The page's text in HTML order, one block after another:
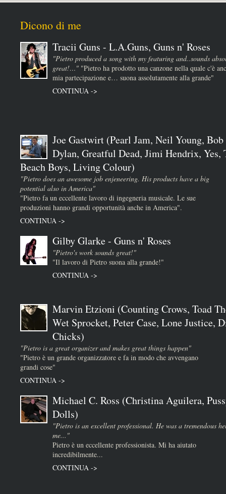
Dicono di me
Tracii Guns - L.A.Guns, Guns n' Roses
"Pietro produced a song with my featuring and..sounds
great!…" "Pietro ha prodotto una canzone nella quale c'è
mia partecipazione e… suona assolutamente alla grande"
CONTINUA ->
Joe Gastwirt (Pearl Jam, Neil Young, Bob
Dylan, Greatful Dead, Jimi Hendrix, Yes,
Beach Boys, Living Colour)
"Pietro does an awesome job enjeneering. His products have a big
potential also in America"
"Pietro fa un eccellente lavoro di ingegneria musicale. Le sue
produzioni hanno grandi opportunità anche in America".
CONTINUA ->
Gilby Glarke - Guns n' Roses
"Pietro's work sounds great!"
"Il lavoro di Pietro suona alla grande!"
CONTINUA ->
Marvin Etzioni (Counting Crows, Toad
Wet Sprocket, Peter Case, Lone Justice,
Chicks)
"Pietro is a great organizer and makes great things happen"
"Pietro è un grande organizzatore e fa in modo che avvengano
grandi cose"
CONTINUA ->
Michael C. Ross (Christina Aguilera,
Dolls)
"Pietro is an excellent professional. He was a tremendous
me..."
Pietro è un eccellente professionista. Mi ha aiutato
incredibilmente...
CONTINUA ->